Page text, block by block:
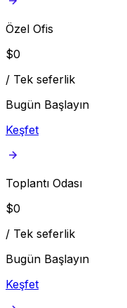
Özel Ofis
$0
/ Tek seferlik
Bugün Başlayın
Keşfet
Toplantı Odası
$0
/ Tek seferlik
Bugün Başlayın
Keşfet